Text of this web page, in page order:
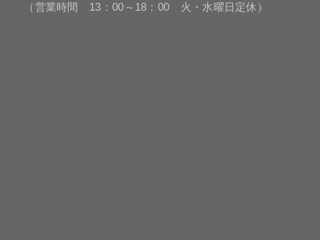
（営業時間 13：00～18：00 火・水曜日定休）